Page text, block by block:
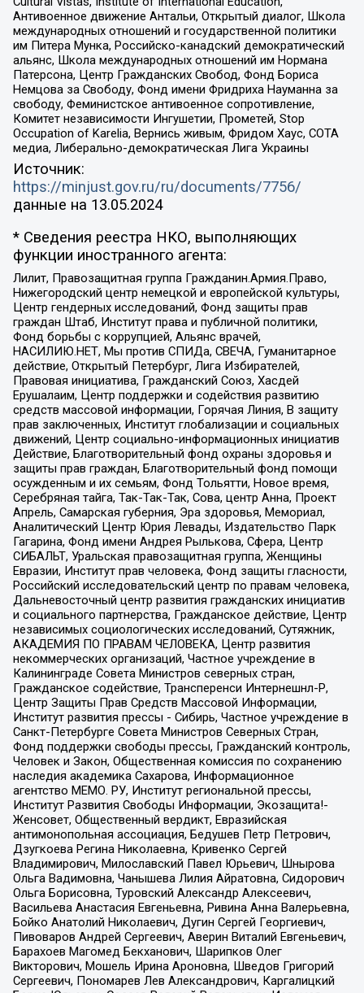
Антивоенное движение Антальи, Открытый диалог, Школа
международных отношений и государственной политики
им Питера Мунка, Российско-канадский демократический
альянс, Школа международных отношений им Нормана
Патерсона, Центр Гражданских Свобод, Фонд Бориса
Немцова за Свободу, Фонд имени Фридриха Науманна за
свободу, Феминистское антивоенное сопротивление,
Комитет независимости Ингушетии, Прометей, Stop
Occupation of Karelia, Вернись живым, Фридом Хаус, СОТА
медиа, Либерально-демократическая Лига Украины
Источник:
https://minjust.gov.ru/ru/documents/7756/
данные на 13.05.2024
* Сведения реестра НКО, выполняющих
функции иностранного агента:
Лилит, Правозащитная группа Гражданин.Армия.Право,
Нижегородский центр немецкой и европейской культуры,
Центр гендерных исследований, Фонд защиты прав
граждан Штаб, Институт права и публичной политики,
Фонд борьбы с коррупцией, Альянс врачей,
НАСИЛИЮ.НЕТ, Мы против СПИДа, СВЕЧА, Гуманитарное
действие, Открытый Петербург, Лига Избирателей,
Правовая инициатива, Гражданский Союз, Хасдей
Ерушалаим, Центр поддержки и содействия развитию
средств массовой информации, Горячая Линия, В защиту
прав заключенных, Институт глобализации и социальных
движений, Центр социально-информационных инициатив
Действие, Благотворительный фонд охраны здоровья и
защиты прав граждан, Благотворительный фонд помощи
осужденным и их семьям, Фонд Тольятти, Новое время,
Серебряная тайга, Так-Так-Так, Сова, центр Анна, Проект
Апрель, Самарская губерния, Эра здоровья, Мемориал,
Аналитический Центр Юрия Левады, Издательство Парк
Гагарина, Фонд имени Андрея Рылькова, Сфера, Центр
СИБАЛЬТ, Уральская правозащитная группа, Женщины
Евразии, Институт прав человека, Фонд защиты гласности,
Российский исследовательский центр по правам человека,
Дальневосточный центр развития гражданских инициатив
и социального партнерства, Гражданское действие, Центр
независимых социологических исследований, Сутяжник,
АКАДЕМИЯ ПО ПРАВАМ ЧЕЛОВЕКА, Центр развития
некоммерческих организаций, Частное учреждение в
Калининграде Совета Министров северных стран,
Гражданское содействие, Трансперенси Интернешнл-Р,
Центр Защиты Прав Средств Массовой Информации,
Институт развития прессы - Сибирь, Частное учреждение в
Санкт-Петербурге Совета Министров Северных Стран,
Фонд поддержки свободы прессы, Гражданский контроль,
Человек и Закон, Общественная комиссия по сохранению
наследия академика Сахарова, Информационное
агентство МЕМО. РУ, Институт региональной прессы,
Институт Развития Свободы Информации, Экозащита!-
Женсовет, Общественный вердикт, Евразийская
антимонопольная ассоциация, Бедушев Петр Петрович,
Дзугкоева Регина Николаевна, Кривенко Сергей
Владимирович, Милославский Павел Юрьевич, Шнырова
Ольга Вадимовна, Чанышева Лилия Айратовна, Сидорович
Ольга Борисовна, Туровский Александр Алексеевич,
Васильева Анастасия Евгеньевна, Ривина Анна Валерьевна,
Бойко Анатолий Николаевич, Дугин Сергей Георгиевич,
Пивоваров Андрей Сергеевич, Аверин Виталий Евгеньевич,
Барахоев Магомед Бекханович, Шарипков Олег
Викторович, Мошель Ирина Ароновна, Шведов Григорий
Сергеевич, Пономарев Лев Александрович, Каргалицкий